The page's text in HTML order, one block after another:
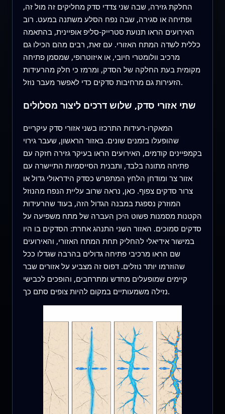
החלקת גזירה, שבה שני צדדי סדק מחליקים זה מול זה,
ופתיחה או סגירה, שבה נפח הסלע משתנה במעט. רוב
האירועים הראו תנועת סטרייק‑סליפ אופיינית, בהתאמה
כללית לשדה המתח האזורי. עם זאת, רבים מהם הכילו גם
מרכיב וולומטרי חיובי, או איזוטרופי, שמסמן פתיחה
מקומית בעת החלקה של הסדק, ומרמז כי חלק מהרעידות
הזעירות גם מרחיבות סדקים כדי לאפשר מעבר נוזל.
שתי אזורי סדק, שלוש דרכים ליצור מסלולים
המאקרו‑רעידות התרכזו בשני אזורי סדק עיקריים
שהופעלו בזמנים שונים. באזור הראשון, שעבר גירוי
בקמפיינים קודמים, האירועים הראו בעיקר גזירה חזקה עם
פתיחה מתונה בלבד, ותבנית הסייסמיות התיישרה עם
אזור צר ומודחן הלחץ המתפרש כסדק הידראולי גדול או
צרור סדקים צפוף. כאן, נראה שרוב עליית הנפח מהנוזל
המוזרק נספגת במבנה הגדול הזה, בעוד שהרעידות
הקטנות מסמנות פשוט היכן העברה של מתח משפיעה על
סדקים סמוכים. האזור השני התנהג אחרת: הסדקים בו היו
במישור אידיאלי להחליק תחת המתח האזורי, והאירועים
שם הראו מרכיבי פתיחה גדולים בהרבה שגדלו ככל
שהוזרמו יותר נוזלים. דפוס זה מצביע על אזורים שבר
קיימים שמופעלים מחדש ומתרחבים, והופכים לכבישי
נזילה משמעותיים במקום להיות צופים סתם כך.